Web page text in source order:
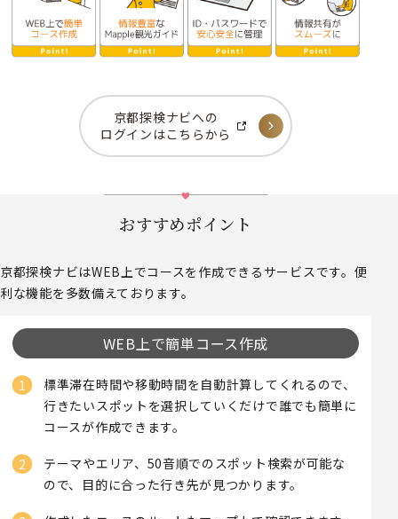
京都探検ナビへの
ログインはこちらから
おすすめポイント
京都探検ナビはWEB上でコースを作成できるサービスです。便
利な機能を多数備えております。
WEB上で簡単コース作成
標準滞在時間や移動時間を自動計算してくれるので、
行きたいスポットを選択していくだけで誰でも簡単に
コースが作成できます。
テーマやエリア、50音順でのスポット検索が可能な
ので、目的に合った行き先が見つかります。